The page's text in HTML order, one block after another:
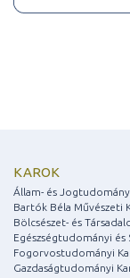
KAROK
Állam- és
Bartók Béla Művészeti
Bölcsészet- és
Egészségtudományi és
Fogorvostudományi
Gazdaságtudományi